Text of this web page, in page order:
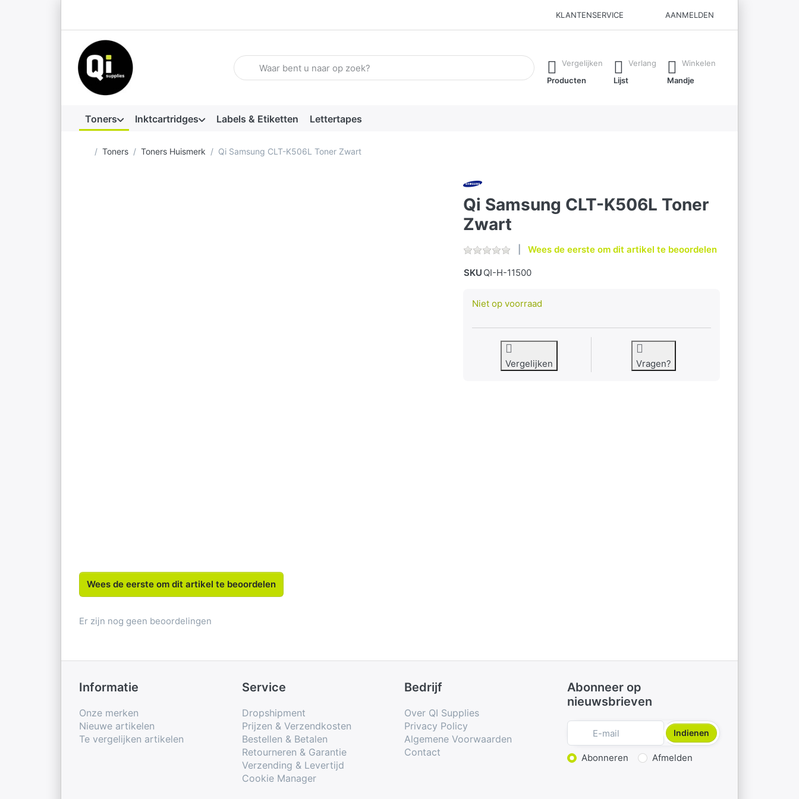
KLANTENSERVICE AANMELDEN
Voer een zoekterm in. De eerste resultaten verschijnen automatisch terwijl je typt. Druk op de Enter-toets om alle resultaten op te
Vergelijken
Producten
Verlang
Lijst
Winkelen
Mandje
Toners Inktcartridges Labels & Etiketten Lettertapes
Startpagina
Toners Toners Huismerk Qi Samsung CLT-K506L Toner Zwart
Qi Samsung CLT-K506L Toner
Zwart
Wees de eerste om dit artikel te beoordelen
SKU QI-H-11500
Niet op voorraad
Vergelijken Vragen?
Wees de eerste om dit artikel te beoordelen
Er zijn nog geen beoordelingen
Informatie
Onze merken
Nieuwe artikelen
Te vergelijken artikelen
Service
Dropshipment
Prijzen & Verzendkosten
Bestellen & Betalen
Retourneren & Garantie
Verzending & Levertijd
Cookie Manager
Bedrijf
Over QI Supplies
Privacy Policy
Algemene Voorwaarden
Contact
Abonneer op
nieuwsbrieven
Indienen
Actie kiezen
Abonneren Afmelden